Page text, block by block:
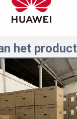
het product